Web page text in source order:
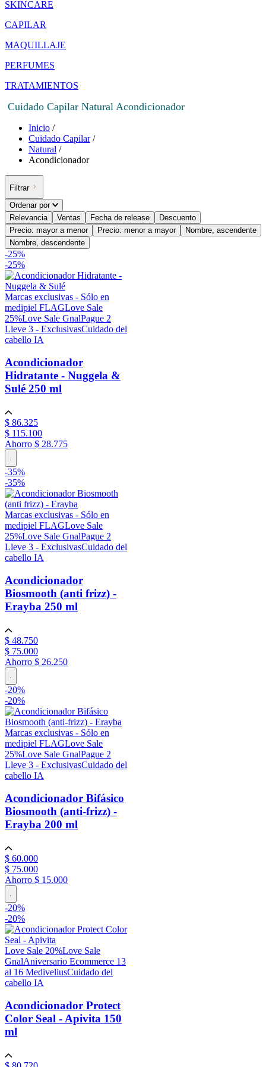
SKINCARE
CAPILAR
MAQUILLAJE
PERFUMES
TRATAMIENTOS
Cuidado Capilar Natural Acondicionador
Inicio /
Cuidado Capilar/
Natural /
Acondicionador
Filtrar
Ordenar por
Relevancia
Ventas Fecha de release
Descuento
Precio: mayor a menor
Precio: menor a mayor
Nombre, ascendente
Nombre, descendente
-25%
-25%
Marcas exclusivas - Sólo en
medipiel FLAGLove Sale
25%Love Sale GnalPague 2
Lleve 3 - ExclusivasCuidado del
cabello IA
Acondicionador
Hidratante - Nuggela &
Sulé 250 ml
$ 86.325
$ 115.100
Ahorro $ 28.775
.
-35%
-35%
Marcas exclusivas - Sólo en
medipiel FLAGLove Sale
25%Love Sale GnalPague 2
Lleve 3 - ExclusivasCuidado del
cabello IA
Acondicionador
Biosmooth (anti frizz) -
Erayba 250 ml
$ 48.750
$ 75.000
Ahorro $ 26.250
.
-20%
-20%
Marcas exclusivas - Sólo en
medipiel FLAGLove Sale
25%Love Sale GnalPague 2
Lleve 3 - ExclusivasCuidado del
cabello IA
Acondicionador Bifásico
Biosmooth (anti-frizz) -
Erayba 200 ml
$ 60.000
$ 75.000
Ahorro $ 15.000
.
-20%
-20%
Love Sale 20%Love Sale
GnalAniversario Ecommerce 13
al 16 MediveliusCuidado del
cabello IA
Acondicionador Protect
Color Seal - Apivita 150
ml